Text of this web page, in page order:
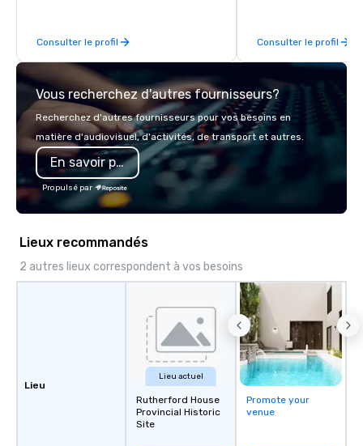
Consulter le profil
offsites. Whether
think like a Silicon
world's fastest-
or walk away with a
innovation playbook,
the Valley. Ideal for
seniority, and
Consulter le profil
Vous recherchez d'autres fournisseurs?
Recherchez d'autres fournisseurs pour vos besoins en
matière d'audiovisuel, d'activités, de transport et autres.
En savoir plus
Propulsé par
Lieux recommandés
2 autres lieux correspondent à vos besoins
Lieu
Lieu actuel
Rutherford House
Provincial Historic
Site
Promote your
venue